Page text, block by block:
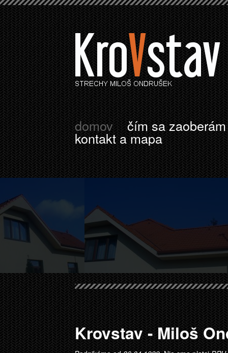
domov čím sa zaoberám
kontakt a mapa
Krovstav - Miloš